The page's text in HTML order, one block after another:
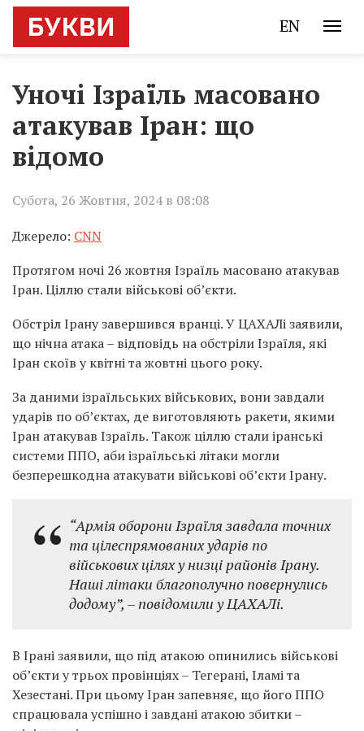
EN
Уночі Ізраїль масовано
атакував Іран: що
відомо
Субота, 26 Жовтня, 2024 в 08:08
Джерело: CNN
Протягом ночі 26 жовтня Ізраїль масовано атакував
Іран. Ціллю стали військові об’єкти.
Обстріл Ірану завершився вранці. У ЦАХАЛі заявили,
що нічна атака – відповідь на обстріли Ізраїля, які
Іран скоїв у квітні та жовтні цього року.
За даними ізраїльських військових, вони завдали
ударів по об’єктах, де виготовляють ракети, якими
Іран атакував Ізраїль. Також ціллю стали іранські
системи ППО, аби ізраїльські літаки могли
безперешкодна атакувати військові об’єкти Ірану.
“Армія оборони Ізраїля завдала точних
та цілеспрямованих ударів по
військових цілях у низці районів Ірану.
Наші літаки благополучно повернулись
додому”, – повідомили у ЦАХАЛі.
В Ірані заявили, що під атакою опинились військові
об’єкти у трьох провінціях – Тегерані, Іламі та
Хезестані. При цьому Іран запевняє, що його ППО
спрацювала успішно і завдані атакою збитки –